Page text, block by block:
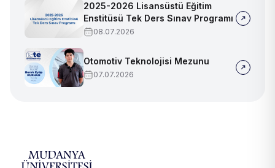
2025-2026 Lisansüstü Eğitim
Enstitüsü Tek Ders Sınav Programı
08.07.2026
Otomotiv Teknolojisi Mezunu
07.07.2026